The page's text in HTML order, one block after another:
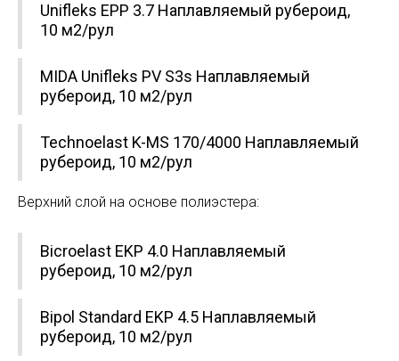
Unifleks EPP 3.7 Наплавляемый рубероид,
10 м2/рул
MIDA Unifleks PV S3s Наплавляемый
рубероид, 10 м2/рул
Technoelast K-MS 170/4000 Наплавляемый
рубероид, 10 м2/рул
Верхний слой на основе полиэстера:
Bicroelast EKP 4.0 Наплавляемый
рубероид, 10 м2/рул
Bipol Standard EKP 4.5 Наплавляемый
рубероид, 10 м2/рул